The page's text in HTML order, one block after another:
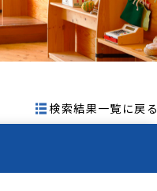
検索結果一覧に戻る